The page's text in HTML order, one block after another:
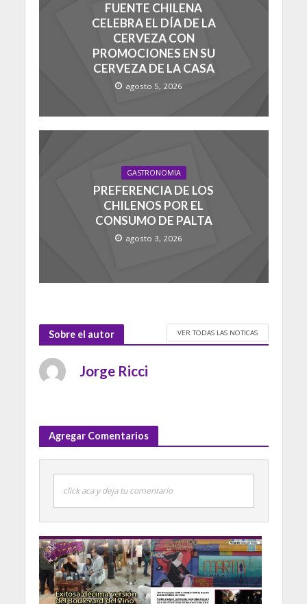
FUENTE CHILENA
CELEBRA EL DÍA DE LA
CERVEZA CON
PROMOCIONES EN SU
CERVEZA DE LA CASA
agosto 5, 2026
GASTRONOMIA
PREFERENCIA DE LOS
CHILENOS POR EL
CONSUMO DE PALTA
agosto 3, 2026
Sobre el autor VER TODAS LAS NOTICAS
Jorge Ricci
Agregar Comentarios
click aca y deja tu comentario